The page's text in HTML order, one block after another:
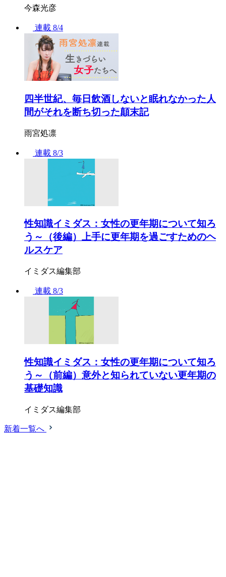
今森光彦
連載 8/4
四半世紀、毎日飲酒しないと眠れなかった人
間がそれを断ち切った顛末記
雨宮処凛
連載 8/3
性知識イミダス：女性の更年期について知ろ
う～（後編）上手に更年期を過ごすためのヘ
ルスケア
イミダス編集部
連載 8/3
性知識イミダス：女性の更年期について知ろ
う～（前編）意外と知られていない更年期の
基礎知識
イミダス編集部
新着一覧へ